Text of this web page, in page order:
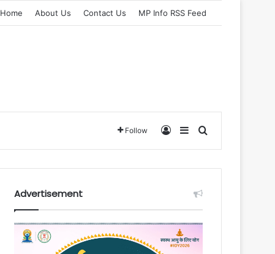
Home About Us Contact Us MP Info RSS Feed
Follow Log InSidebarSearch for
Advertisement